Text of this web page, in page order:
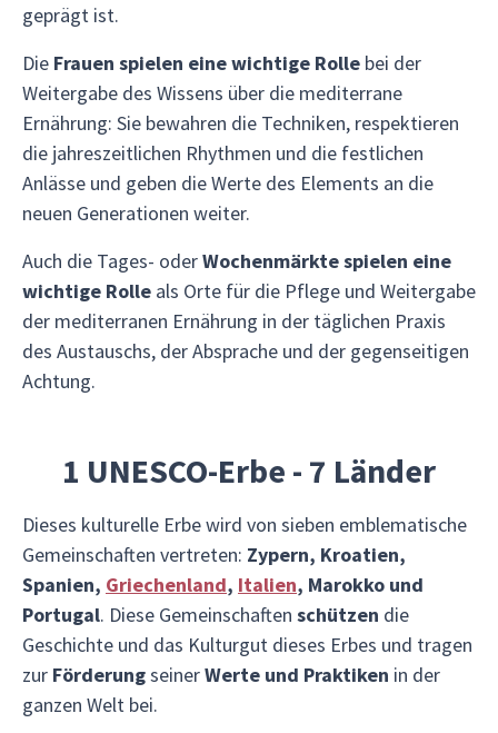
geprägt ist.
Die Frauen spielen eine wichtige Rolle bei der
Weitergabe des Wissens über die mediterrane
Ernährung: Sie bewahren die Techniken, respektieren
die jahreszeitlichen Rhythmen und die festlichen
Anlässe und geben die Werte des Elements an die
neuen Generationen weiter.
Auch die Tages- oderWochenmärkte spielen eine
wichtige Rolle als Orte für die Pflege und Weitergabe
der mediterranen Ernährung in der täglichen Praxis
des Austauschs, der Absprache und der gegenseitigen
Achtung.
1 UNESCO-Erbe - 7 Länder
Dieses kulturelle Erbe wird von sieben emblematische
Gemeinschaften vertreten: Zypern, Kroatien,
Spanien, Griechenland, Italien, Marokko und
Portugal. Diese Gemeinschaften schützen die
Geschichte und das Kulturgut dieses Erbes und tragen
zur FörderungseinerWerte und Praktiken in der
ganzen Welt bei.